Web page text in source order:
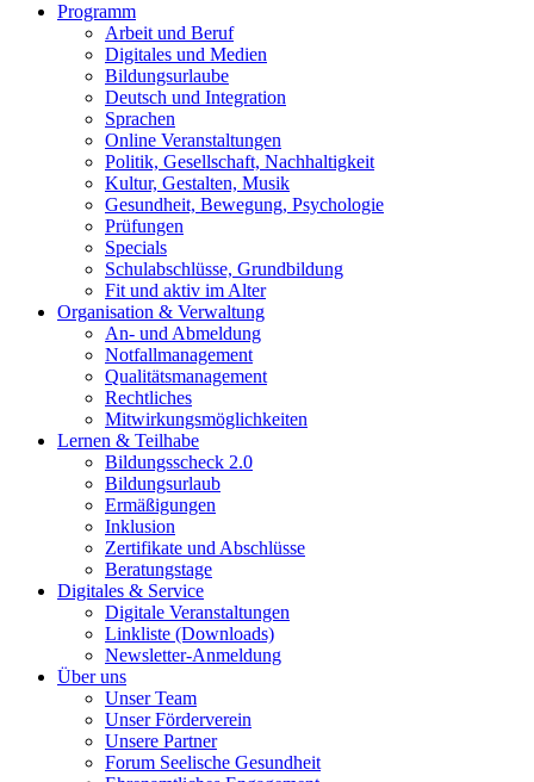
Programm
Arbeit und Beruf
Digitales und Medien
Bildungsurlaube
Deutsch und Integration
Sprachen
Online Veranstaltungen
Politik, Gesellschaft, Nachhaltigkeit
Kultur, Gestalten, Musik
Gesundheit, Bewegung, Psychologie
Prüfungen
Specials
Schulabschlüsse, Grundbildung
Fit und aktiv im Alter
Organisation & Verwaltung
An- und Abmeldung
Notfallmanagement
Qualitätsmanagement
Rechtliches
Mitwirkungsmöglichkeiten
Lernen & Teilhabe
Bildungsscheck 2.0
Bildungsurlaub
Ermäßigungen
Inklusion
Zertifikate und Abschlüsse
Beratungstage
Digitales & Service
Digitale Veranstaltungen
Linkliste (Downloads)
Newsletter-Anmeldung
Über uns
Unser Team
Unser Förderverein
Unsere Partner
Forum Seelische Gesundheit